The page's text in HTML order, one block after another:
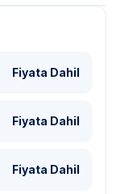
Fiyata Dahil
Fiyata Dahil
Fiyata Dahil